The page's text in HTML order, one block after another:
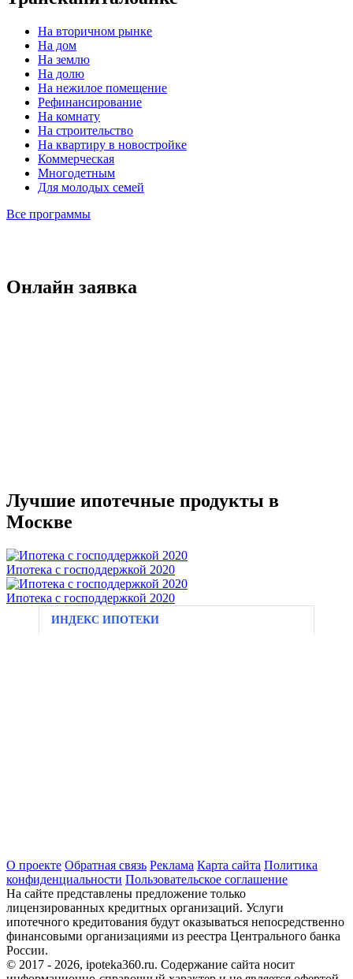
На вторичном рынке
На дом
На землю
На долю
На нежилое помещение
Рефинансирование
На комнату
На строительство
На квартиру в новостройке
Коммерческая
Многодетным
Для молодых семей
Все программы
Онлайн заявка
Лучшие ипотечные продукты в
Москве
Ипотека с господдержкой 2020
Ипотека с господдержкой 2020
ИНДЕКС ИПОТЕКИ
О проекте Обратная связь Реклама Карта сайта Политика
конфиденциальности Пользовательское соглашение
На сайте представлены предложение только
лицензированных кредитных организаций. Услуги
ипотечного кредитования будут оказываться непосредственно
финансовыми организациями из реестра Центрального банка
России.
© 2017 - 2026, ipoteka360.ru. Содержание сайта носит